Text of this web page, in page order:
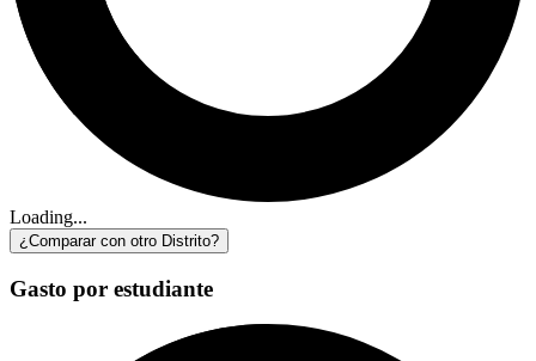
Loading...
¿Comparar con otro Distrito?
Gasto por estudiante